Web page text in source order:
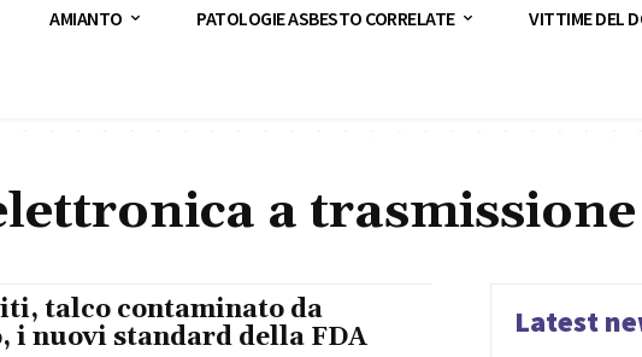
AMIANTO PATOLOGIE ASBESTO CORRELATE VITTIME DEL
a
talco contaminato da
i nuovi standard della FDA
Latest